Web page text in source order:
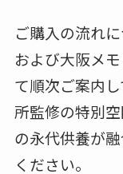
ご購入の流れ
および大阪メ
て順次ご案内
所監修の特別
の永代供養が
ください。